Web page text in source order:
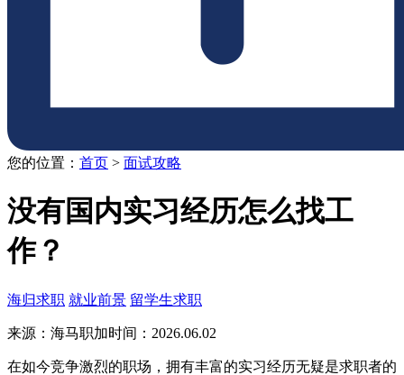
您的位置： 首页 > 面试攻略
没有国内实习经历怎么找工
作？
海归求职 就业前景 留学生求职
来源：海马职加时间：2026.06.02
在如今竞争激烈的职场，拥有丰富的实习经历无疑是求职者的